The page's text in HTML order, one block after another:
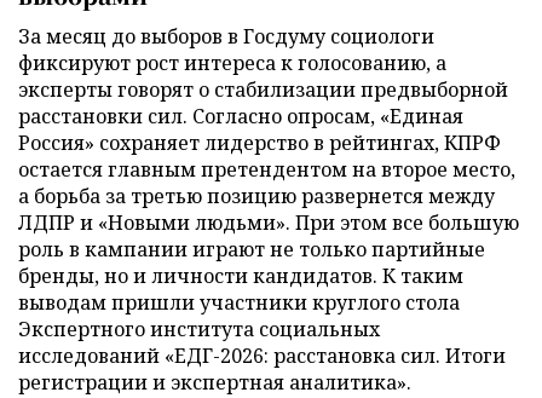
За месяц до выборов в Госдуму социологи
фиксируют рост интереса к голосованию, а
эксперты говорят о стабилизации предвыборной
расстановки сил. Согласно опросам, «Единая
Россия» сохраняет лидерство в рейтингах, КПРФ
остается главным претендентом на второе место,
а борьба за третью позицию развернется между
ЛДПР и «Новыми людьми». При этом все большую
роль в кампании играют не только партийные
бренды, но и личности кандидатов. К таким
выводам пришли участники круглого стола
Экспертного института социальных
исследований «ЕДГ-2026: расстановка сил. Итоги
регистрации и экспертная аналитика».